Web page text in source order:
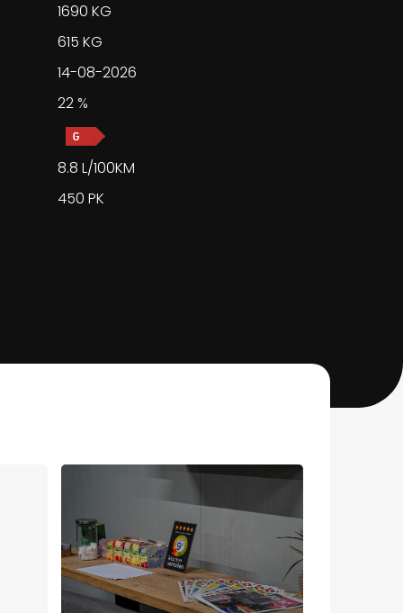
1690 KG
615 KG
14-08-2026
22 %
8.8 L/100KM
450 PK